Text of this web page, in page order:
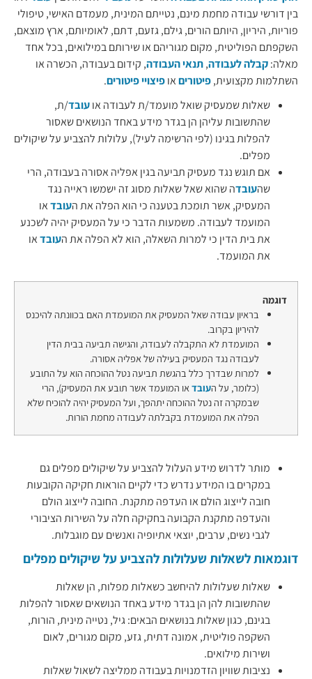
בין דורשי עבודה מחמת מינם, נטייתם המינית, מעמדם האישי, טיפולי
פוריות, היריון, היותם הורים, גילם, גזעם, דתם, לאומיותם, ארץ מוצאם,
השקפתם הפוליטית, מקום מגוריהם או שירותם במילואים, בכל אחד
מאלה:קבלה לעבודה,תנאי העבודה, קידום בעבודה, הכשרה או
השתלמות מקצועית,פיטוריםאופיצויי פיטורים.
שאלות שמעסיק שואל מועמד/ת לעבודה אועובד/ת,
שהתשובות עליהן הן בגדר מידע באחד הנושאים שאסור
להפלות בגינו (לפי הרשימה לעיל), עלולות להצביע על שיקולים
מפלים.
אם תוגש נגד מעסיק תביעה בגין אפליה אסורה בעבודה, הרי
שהעובדה שהוא שאל שאלות מסוג זה ישמשו ראייה נגד
המעסיק, אשר תומכת בטענה כי הוא הפלה את העובדאו
המועמד לעבודה. משמעות הדבר כי על המעסיק יהיה לשכנע
את בית הדין כי למרות השאלה, הוא לא הפלה את העובדאו
את המועמד.
דוגמה
בראיון עבודה שאל המעסיק את המועמדת האם בכוונתה להיכנס
להיריון בקרוב.
המועמדת לא התקבלה לעבודה, והגישה תביעה בבית הדין
לעבודה נגד המעסיק בעילה של אפליה אסורה.
למרות שבדרך כלל בהגשת תביעה נטל ההוכחה הוא על התובע
(כלומר, על ה עובדאו המועמד אשר תובע את המעסיק), הרי
שבמקרה זה נטל ההוכחה יתהפך, ועל המעסיק יהיה להוכיח שלא
הפלה את המועמדת בקבלתה לעבודה מחמת הורות.
מותר לדרוש מידע העלול להצביע על שיקולים מפלים גם
במקרים בו המידע נדרש כדי לקיים הוראות חקיקה הקובעות
חובה לייצוג הולם או העדפה מתקנת. החובה לייצוג הולם
והעדפה מתקנת הקבועה בחקיקה חלה על השירות הציבורי
לגבי נשים, ערבים, יוצאי אתיופיה ואנשים עם מוגבלות.
דוגמאות לשאלות שעלולות להצביע על שיקולים מפלים
שאלות שעלולות להיחשב כשאלות מפלות, הן שאלות
שהתשובות להן הן בגדר מידע באחד הנושאים שאסור להפלות
בגינם, כגון שאלות בנושאים הבאים: גיל, נטייה מינית, הורות,
השקפה פוליטית, אמונה דתית, גזע, מקום מגורים, לאום
ושירות מילואים.
נציבות שוויון הזדמנויות בעבודה ממליצה לשאול שאלות